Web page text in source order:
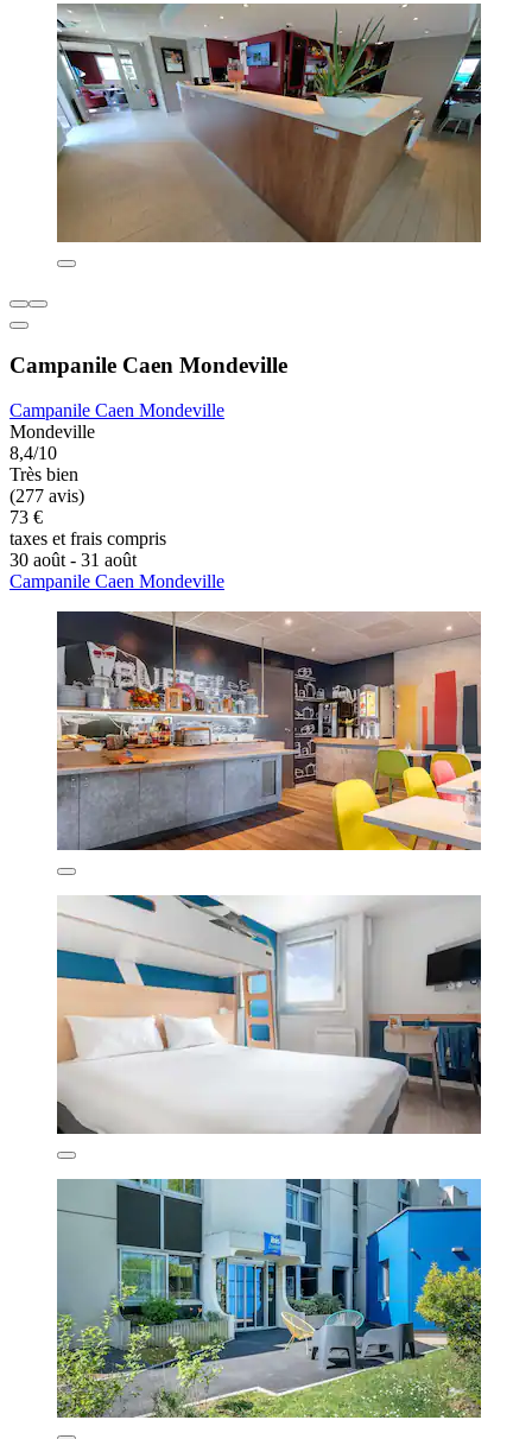
Campanile Caen Mondeville
Campanile Caen Mondeville
Mondeville
8,4/10
Très bien
(277 avis)
73 €
taxes et frais compris
30 août - 31 août
Campanile Caen Mondeville